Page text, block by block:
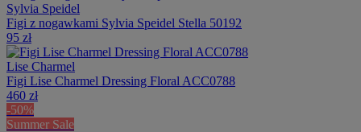
Sylvia Speidel
Figi z nogawkami Sylvia Speidel Stella 50192
95 zł
Lise Charmel
Figi Lise Charmel Dressing Floral ACC0788
460 zł
-50%
Summer Sale